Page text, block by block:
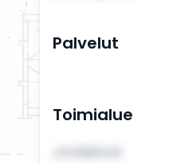
Palvelut
Toimialue